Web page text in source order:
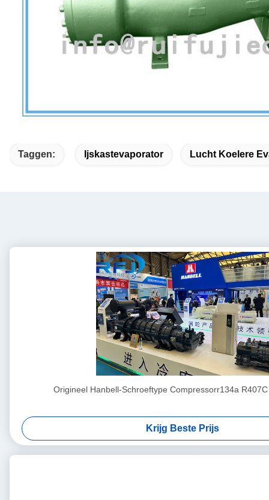
Taggen: Ijskastevaporator Lucht Koelere
Origineel Hanbell-Schroeftype Compressorr134a
Krijg Beste Prijs